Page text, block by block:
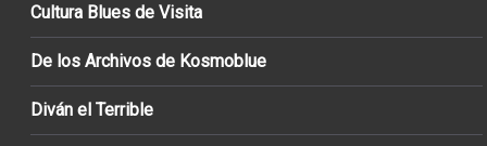
Cultura Blues de Visita
De los Archivos de Kosmoblue
Diván el Terrible